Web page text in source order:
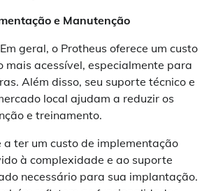
e Manutenção
geral, o Protheus oferece um custo
mais acessível, especialmente para
Além disso, seu suporte técnico e
local ajudam a reduzir os
e treinamento.
a ter um custo de implementação
à complexidade e ao suporte
necessário para sua implantação.